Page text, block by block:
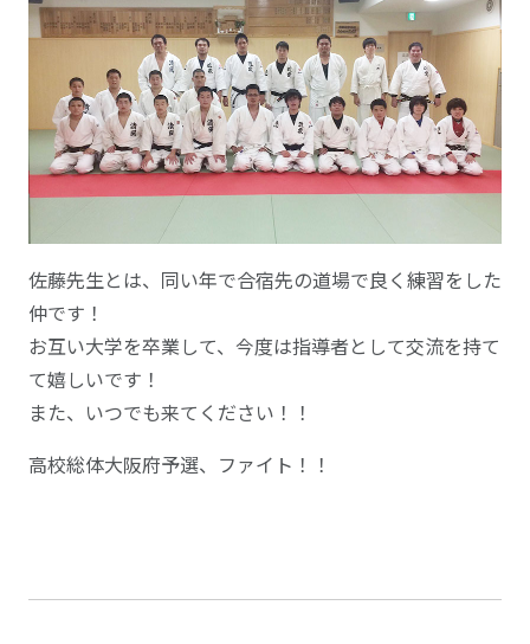
佐藤先生とは、同い年で合宿先の道場で良く練習をした
仲です！
お互い大学を卒業して、今度は指導者として交流を持て
て嬉しいです！
また、いつでも来てください！！
高校総体大阪府予選、ファイト！！